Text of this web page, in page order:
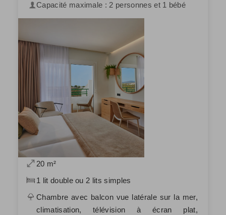
Capacité maximale : 2 personnes et 1 bébé
20 m²
1 lit double ou 2 lits simples
Chambre avec balcon vue latérale sur la mer,
climatisation, télévision à écran plat,